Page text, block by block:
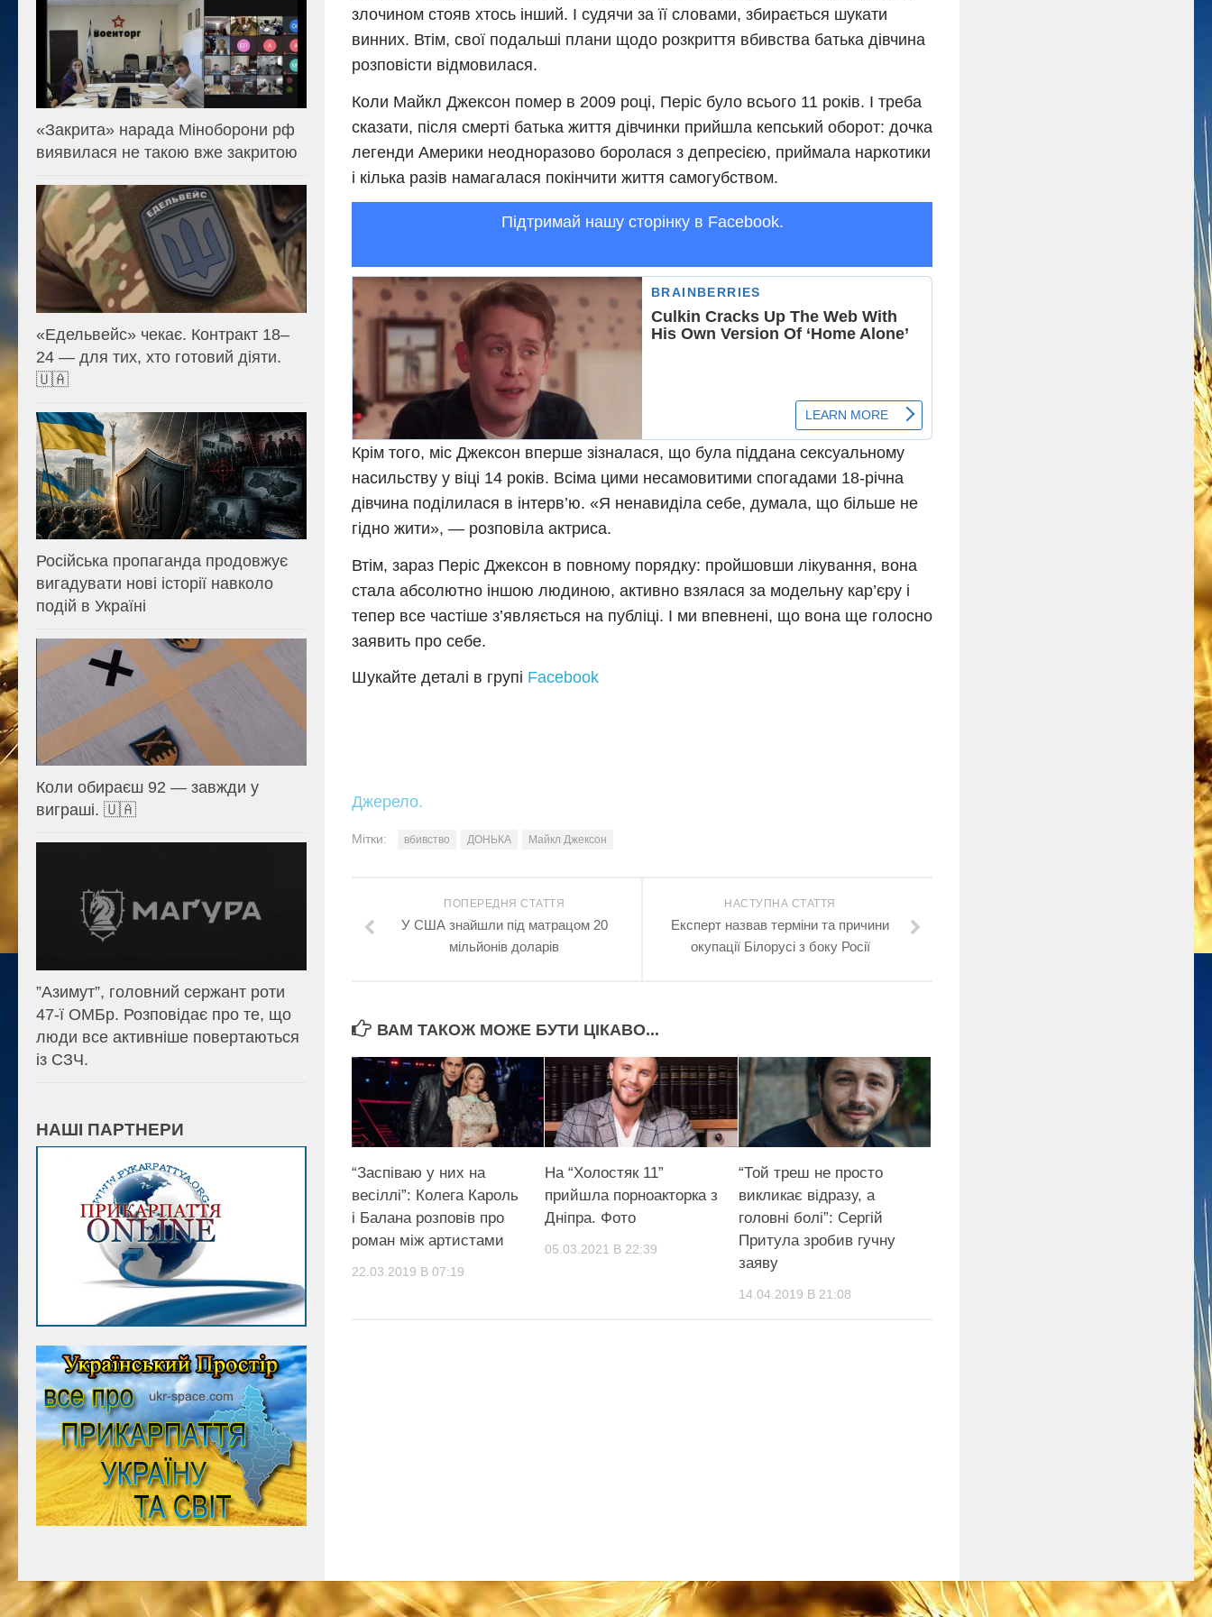
злочином стояв хтось інший. І судячи за її словами, збирається шукати
винних. Втім, свої подальші плани щодо розкриття вбивства батька дівчина
розповісти відмовилася.
Коли Майкл Джексон помер в 2009 році, Періс було всього 11 років. І треба
сказати, після смерті батька життя дівчинки прийшла кепський оборот: дочка
легенди Америки неодноразово боролася з депресією, приймала наркотики
і кілька разів намагалася покінчити життя самогубством.
Підтримай нашу сторінку в Facebook.
Крім того, міс Джексон вперше зізналася, що була піддана сексуальному
насильству у віці 14 років. Всіма цими несамовитими спогадами 18-річна
дівчина поділилася в інтерв’ю. «Я ненавиділа себе, думала, що більше не
гідно жити», — розповіла актриса.
Втім, зараз Періс Джексон в повному порядку: пройшовши лікування, вона
стала абсолютно іншою людиною, активно взялася за модельну кар’єру і
тепер все частіше з’являється на публіці. І ми впевнені, що вона ще голосно
заявить про себе.
Шукайте деталі в групі Facebook
Джерело.
Мітки: вбивство ДОНЬКА Майкл Джексон
НАСТУПНА СТАТТЯ
Експерт назвав терміни та причини
окупації Білорусі з боку Росії
ПОПЕРЕДНЯ СТАТТЯ
У США знайшли під матрацом 20
мільйонів доларів
ВАМ ТАКОЖ МОЖЕ БУТИ ЦІКАВО...
“Заспіваю у них на
весіллі”: Колега Кароль
і Балана розповів про
роман між артистами
22.03.2019 В 07:19
На “Холостяк 11”
прийшла порноакторка з
Дніпра. Фото
05.03.2021 В 22:39
“Той треш не просто
викликає відразу, а
головні болі”: Сергій
Притула зробив гучну
заяву
14.04.2019 В 21:08
«Закрита» нарада Міноборони рф
виявилася не такою вже закритою
«Едельвейс» чекає. Контракт 18–
24 — для тих, хто готовий діяти.
🇺🇦
Російська пропаганда продовжує
вигадувати нові історії навколо
подій в Україні
Коли обираєш 92 — завжди у
виграші. 🇺🇦
⁨”Азимут”, головний сержант роти
47-ї ОМБр. Розповідає про те, що
люди все активніше повертаються
із СЗЧ.
НАШІ ПАРТНЕРИ